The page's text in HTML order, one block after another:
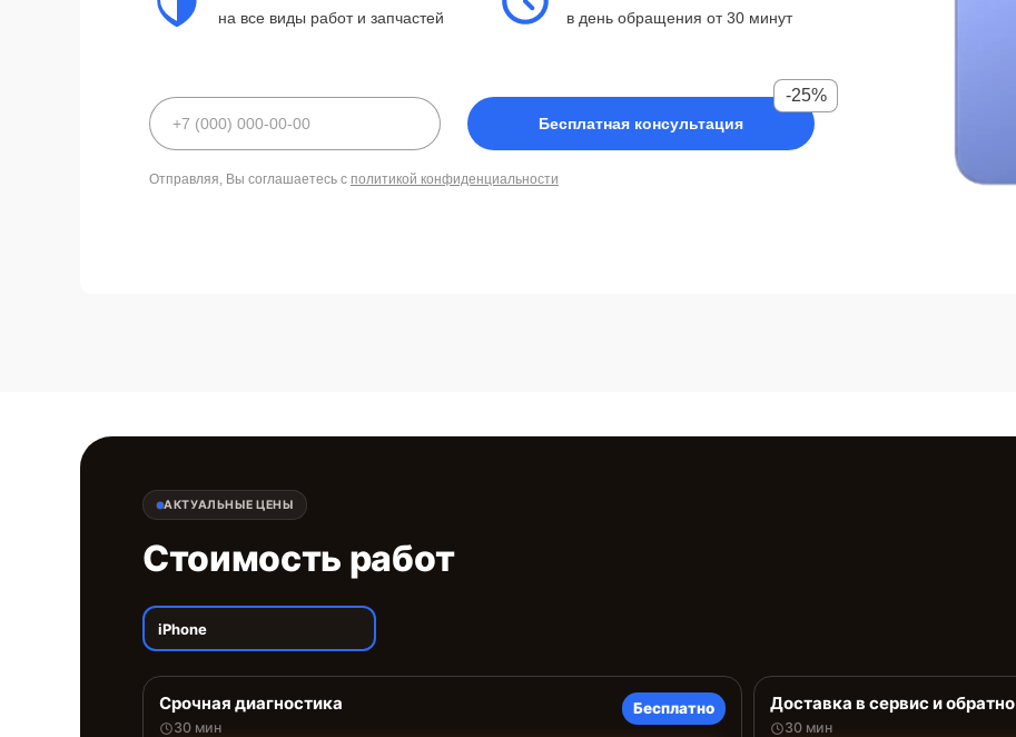
на все виды работ и запчастей в день обращения от 30 минут
Бесплатная консультация
-25%
Отправляя, Вы соглашаетесь с политикой конфиденциальности
АКТУАЛЬНЫЕ ЦЕНЫ
Стоимость работ
iPhone
Срочная диагностика
30 мин
Бесплатно Доставка в сервис и обратно
30 мин